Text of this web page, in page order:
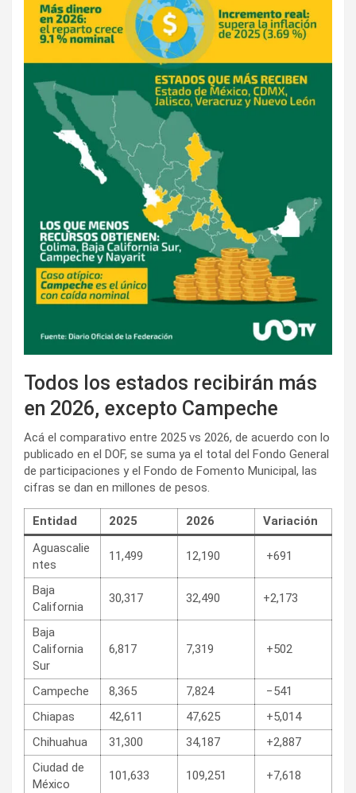
Todos los estados recibirán más
en 2026, excepto Campeche
Acá el comparativo entre 2025 vs 2026, de acuerdo con lo
publicado en el DOF, se suma ya el total del Fondo General
de participaciones y el Fondo de Fomento Municipal, las
cifras se dan en millones de pesos.
Entidad 2025 2026
Variación
Aguascalie
ntes
11,499 12,190 +691
Baja
California
30,317 32,490 +2,173
Baja
California
Sur
6,817 7,319 +502
Campeche 8,365 7,824
−541
Chiapas
42,611 47,625
+5,014
Chihuahua
31,300 34,187
+2,887
Ciudad de
México
101,633 109,251 +7,618